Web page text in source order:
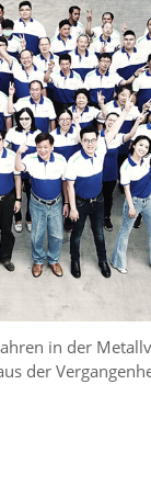
in der
der